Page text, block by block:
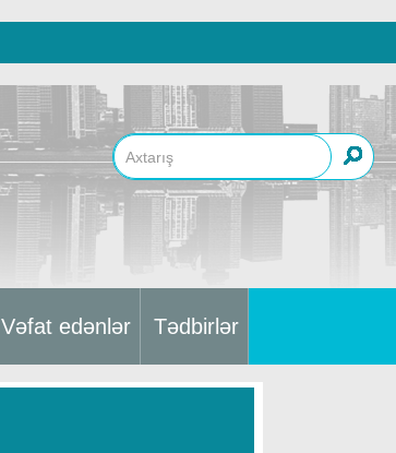
Vəfat edənlər Tədbirlər